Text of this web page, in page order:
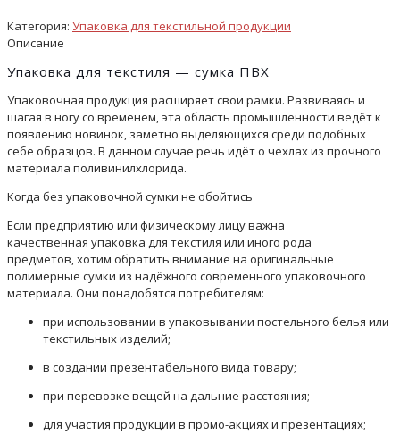
Категория: Упаковка для текстильной продукции
Описание
Упаковка для текстиля — сумка ПВХ
Упаковочная продукция расширяет свои рамки. Развиваясь и
шагая в ногу со временем, эта область промышленности ведёт к
появлению новинок, заметно выделяющихся среди подобных
себе образцов. В данном случае речь идёт о чехлах из прочного
материала поливинилхлорида.
Когда без упаковочной сумки не обойтись
Если предприятию или физическому лицу важна
качественная упаковка для текстиля или иного рода
предметов, хотим обратить внимание на оригинальные
полимерные сумки из надёжного современного упаковочного
материала. Они понадобятся потребителям:
при использовании в упаковывании постельного белья или
текстильных изделий;
в создании презентабельного вида товару;
при перевозке вещей на дальние расстояния;
для участия продукции в промо-акциях и презентациях;